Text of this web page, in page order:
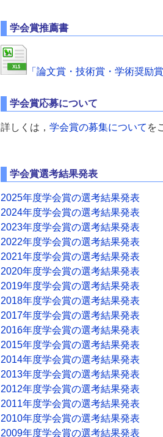
学会賞推薦書
「論文賞・技術賞・学術奨励
学会賞応募について
詳しくは， 学会賞の募集について を
学会賞選考結果発表
2025年度学会賞の選考結果発表
2024年度学会賞の選考結果発表
2023年度学会賞の選考結果発表
2022年度学会賞の選考結果発表
2021年度学会賞の選考結果発表
2020年度学会賞の選考結果発表
2019年度学会賞の選考結果発表
2018年度学会賞の選考結果発表
2017年度学会賞の選考結果発表
2016年度学会賞の選考結果発表
2015年度学会賞の選考結果発表
2014年度学会賞の選考結果発表
2013年度学会賞の選考結果発表
2012年度学会賞の選考結果発表
2011年度学会賞の選考結果発表
2010年度学会賞の選考結果発表
2009年度学会賞の選考結果発表